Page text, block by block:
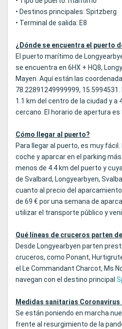
• Destinos principales: Spitzberg
• Terminal de salida: E8
¿Dónde se encuentra el puerto
El puerto marítimo de
se encuentra en 6HX + HQ8,
Mayen. Aquí están las
78.22891249999999,
1.1 km del centro de la ciudad y a
cercano. El horario de apertura es
Cómo llegar al puerto?
Para llegar al puerto, es muy
coche y aparcar en el parking
menos de 4.4 km del puerto y
de Svalbard, Longyearbyen,
cuanto al precio del
de 69 € por una semana de
utilizar el transporte público y
Qué líneas de cruceros parten
Desde Longyearbyen parten
cruceros, como Ponant,
el Le Commandant Charcot, Ms
navegan con el destino principal
Medidas sanitarias Coronavirus
Se están poniendo en marcha
frente al resurgimiento de la